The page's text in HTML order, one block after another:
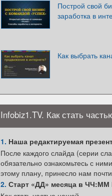
Построй свой
заработка в
Как выбрать
Infobiz1.TV. Как стать
1. Наша редактируемая
После каждого слайда (серии
обязательно ознакомьтесь с
этому плану, принесло нам
2. Старт «ДД» месяца в